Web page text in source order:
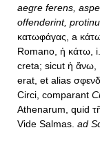
aegre ferens,
offenderint,
κατωφάγας, a
Romano, ἡ κάτω,
creta; sicut ἡ ἄνω,
erat, et alias
Circi, comparant
Athenarum, quid
Vide Salmas. ad